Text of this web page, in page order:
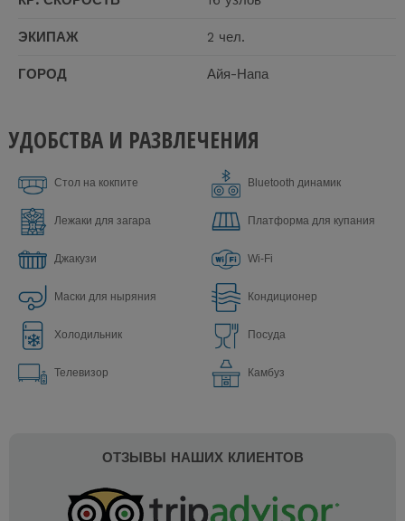
ЭКИПАЖ 2 чел.
ГОРОД Айя-Напа
УДОБСТВА И РАЗВЛЕЧЕНИЯ
Стол на кокпите Bluetooth динамик
Лежаки для загара Платформа для купания
Джакузи Wi-Fi
Маски для ныряния Кондиционер
Холодильник Посуда
Телевизор Камбуз
ОТЗЫВЫ НАШИХ КЛИЕНТОВ